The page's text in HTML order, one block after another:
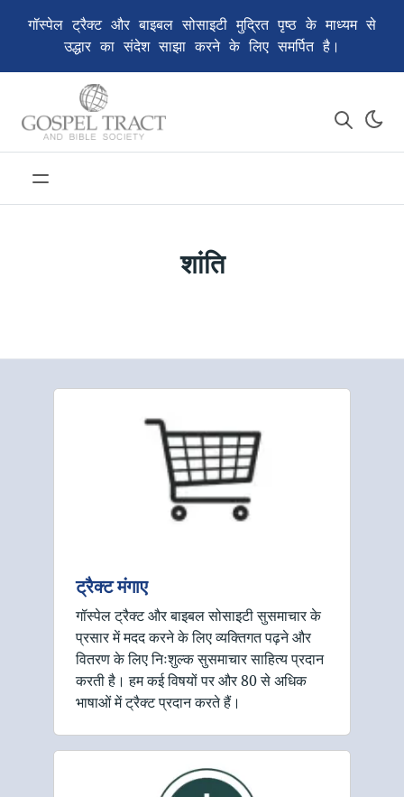
गॉस्पेल ट्रैक्ट और बाइबल सोसाइटी मुद्रित पृष्ठ के माध्यम से
उद्धार का संदेश साझा करने के लिए समर्पित है।
शांति
ट्रैक्ट मंगाए
गॉस्पेल ट्रैक्ट और बाइबल सोसाइटी सुसमाचार के
प्रसार में मदद करने के लिए व्यक्तिगत पढ़ने और
वितरण के लिए निःशुल्क सुसमाचार साहित्य प्रदान
करती है। हम कई विषयों पर और 80 से अधिक
भाषाओं में ट्रैक्ट प्रदान करते हैं।